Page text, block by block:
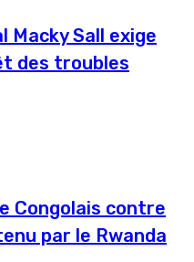
Macky Sall exige
des troubles
Congolais contre
par le Rwanda